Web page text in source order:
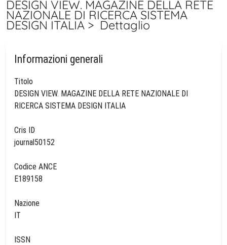
DESIGN VIEW. MAGAZINE DELLA RETE
NAZIONALE DI RICERCA SISTEMA
DESIGN ITALIA > Dettaglio
Informazioni generali
Titolo
DESIGN VIEW. MAGAZINE DELLA RETE NAZIONALE DI
Cris ID
Codice ANCE
Nazione
ISSN